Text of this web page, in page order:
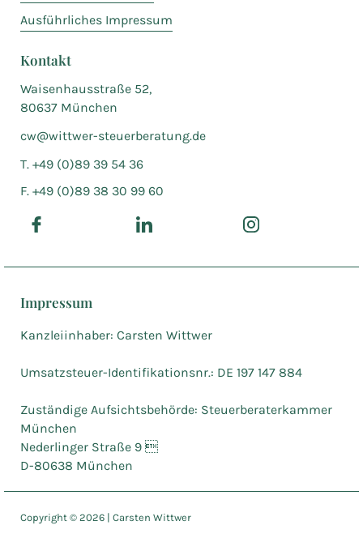
Ausführliches Impressum
Kontakt
Waisenhausstraße 52,
80637 München
cw@wittwer-steuerberatung.de
T. +49 (0)89 39 54 36
F. +49 (0)89 38 30 99 60
Impressum
Kanzleiinhaber: Carsten Wittwer
Umsatzsteuer-Identifikationsnr.: DE 197 147 884
Zuständige Aufsichtsbehörde: Steuerberaterkammer
München
Nederlinger Straße 9 
D-80638 München
Copyright © 2026 | Carsten Wittwer